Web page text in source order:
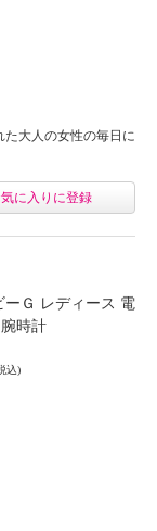
大人の女性の毎日に
に入りに登録
ーＧ レディース 電
時計
込)